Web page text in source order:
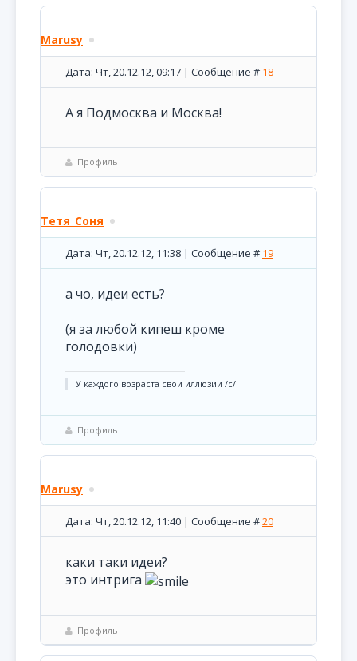
Marusy
Дата: Чт, 20.12.12, 09:17 | Сообщение # 18
А я Подмосква и Москва!
Профиль
Тетя_Соня
Дата: Чт, 20.12.12, 11:38 | Сообщение # 19
а чо, идеи есть?
(я за любой кипеш кроме
голодовки)
У каждого возраста свои иллюзии /с/.
Профиль
Marusy
Дата: Чт, 20.12.12, 11:40 | Сообщение #20
каки таки идеи?
это интрига
Профиль